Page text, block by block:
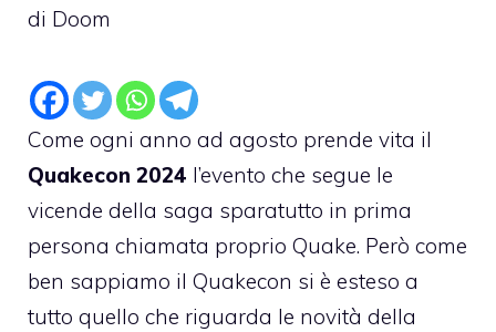
di Doom
Come ogni anno ad agosto prende vita il
Quakecon 2024 l’evento che segue le
vicende della saga sparatutto in prima
persona chiamata proprio Quake. Però come
ben sappiamo il Quakecon si è esteso a
tutto quello che riguarda le novità della